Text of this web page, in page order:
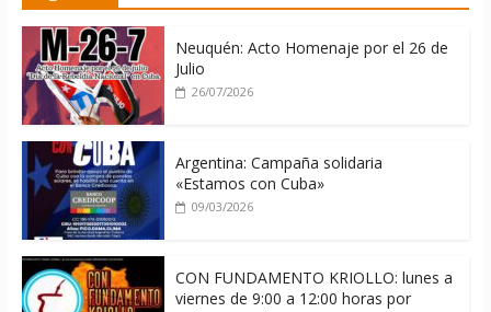
06/08/2026
Neuquén: Acto Homenaje por el 26 de
Julio
26/07/2026
Argentina: Campaña solidaria
«Estamos con Cuba»
09/03/2026
CON FUNDAMENTO KRIOLLO: lunes a
viernes de 9:00 a 12:00 horas por